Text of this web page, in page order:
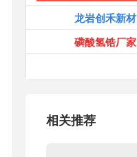
龙岩创禾新材
磷酸氢锆厂家
相关推荐